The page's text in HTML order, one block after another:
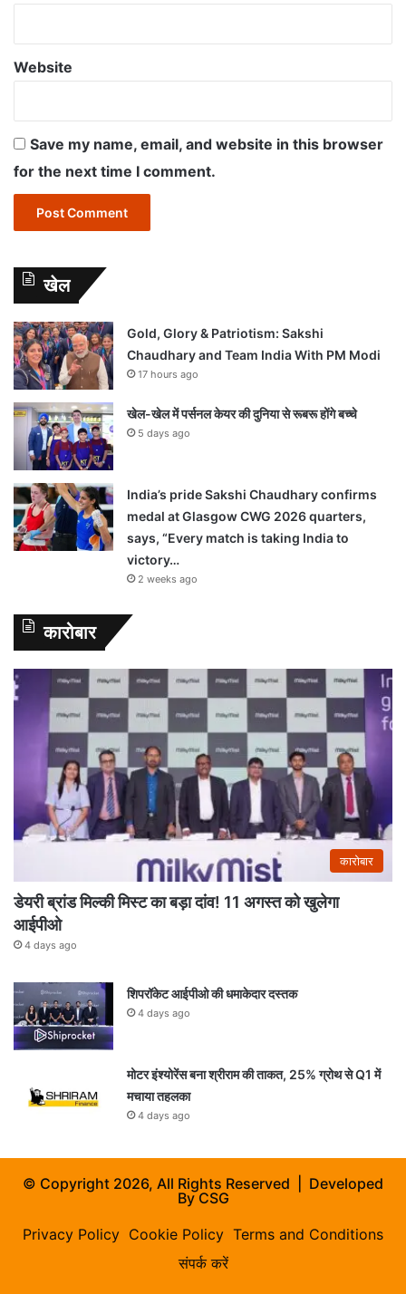
Website
Save my name, email, and website in this browser
for the next time I comment.
खेल
Gold, Glory & Patriotism: Sakshi
Chaudhary and Team India With PM Modi
17 hours ago
खेल-खेल में पर्सनल केयर की दुनिया से रूबरू होंगे बच्चे
5 days ago
India’s pride Sakshi Chaudhary confirms
medal at Glasgow CWG 2026 quarters,
says, “Every match is taking India to
victory…
2 weeks ago
कारोबार
कारोबार
डेयरी ब्रांड मिल्की मिस्ट का बड़ा दांव! 11 अगस्त को खुलेगा
आईपीओ
4 days ago
शिपरॉकेट आईपीओ की धमाकेदार दस्तक
4 days ago
मोटर इंश्योरेंस बना श्रीराम की ताकत, 25% ग्रोथ से Q1 में
मचाया तहलका
4 days ago
© Copyright 2026, All Rights Reserved | Developed
ByCSG
Privacy Policy Cookie Policy Terms and Conditions
संपर्क करें